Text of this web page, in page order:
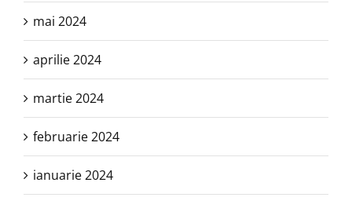
mai 2024
aprilie 2024
martie 2024
februarie 2024
ianuarie 2024